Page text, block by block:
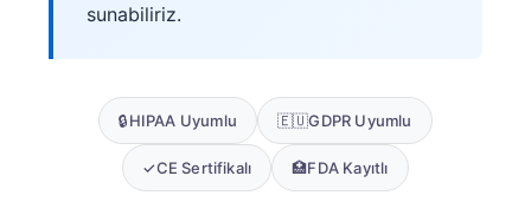
sunabiliriz.
🔒HIPAA Uyumlu 🇪🇺GDPR Uyumlu
✓CE Sertifikalı 🏥FDA Kayıtlı